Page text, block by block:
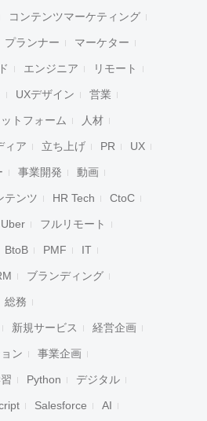
コンテンツマーケティング
プランナー マーケター
エンジニア リモート
UXデザイン 営業
トフォーム 人材
ィア 立ち上げ PR UX
事業開発 動画
テンツ HR Tech CtoC
Uber フルリモート
BtoB PMF IT
ブランディング
総務
新規サービス 経営企画
ン 事業企画
Python デジタル
Salesforce AI